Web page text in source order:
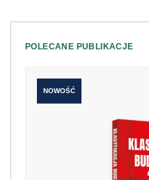
POLECANE PUBLIKACJE
NOWOŚĆ